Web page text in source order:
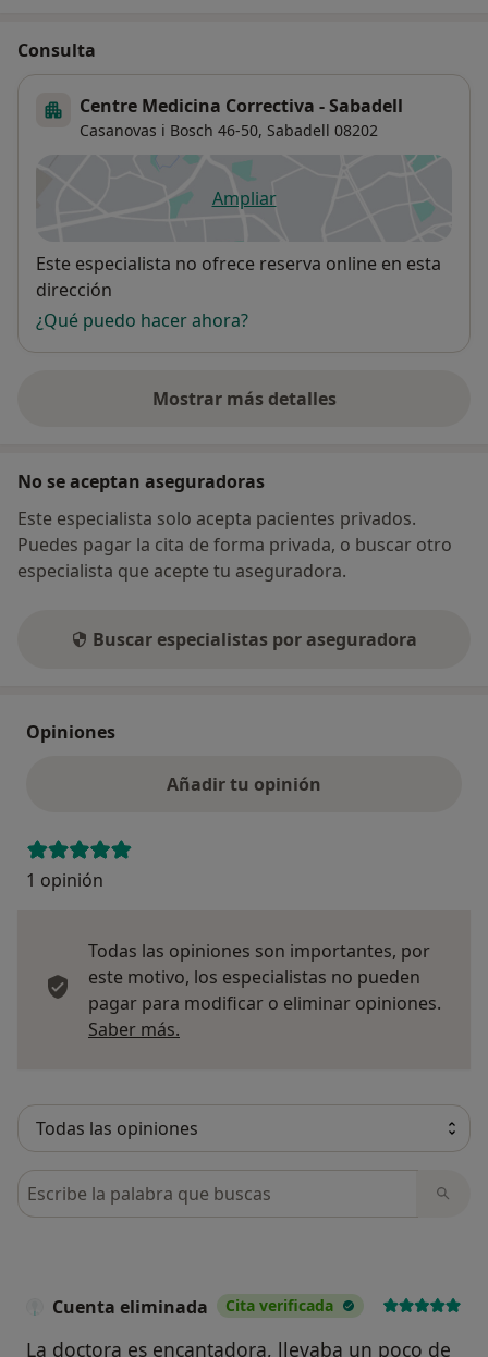
Consulta
Centre Medicina Correctiva - Sabadell
Casanovas i Bosch 46-50, Sabadell 08202
Ampliarse abre en una nueva
Disponibilidad
Este especialista no ofrece reserva online en esta
dirección
¿Qué puedo hacer ahora?
Mostrar más detalles
sobre la dirección
No se aceptan aseguradoras
Este especialista solo acepta pacientes privados.
Puedes pagar la cita de forma privada, o buscar otro
especialista que acepte tu aseguradora.
Buscar especialistas por aseguradora
Opiniones
Añadir tu opinión
1 opinión
Todas las opiniones son importantes, por
este motivo, los especialistas no pueden
pagar para modificar o eliminar opiniones.
Saber más.
Busca en opiniones
Cuenta eliminada Cita verificada
La doctora es encantadora, llevaba un poco de